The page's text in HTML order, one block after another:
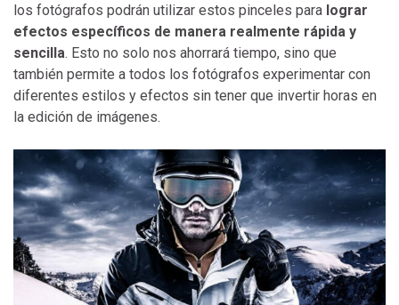
los fotógrafos podrán utilizar estos pinceles para lograr
efectos específicos de manera realmente rápida y
sencilla. Esto no solo nos ahorrará tiempo, sino que
también permite a todos los fotógrafos experimentar con
diferentes estilos y efectos sin tener que invertir horas en
la edición de imágenes.